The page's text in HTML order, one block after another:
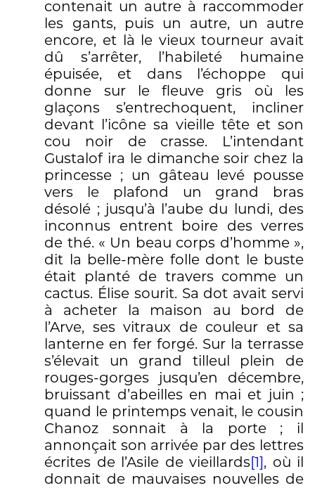
contenait un autre à raccommoder
les gants, puis un autre, un autre
encore, et là le vieux tourneur avait
dû s’arrêter, l’habileté humaine
épuisée, et dans l’échoppe qui
donne sur le fleuve gris où les
glaçons s’entrechoquent, incliner
devant l’icône sa vieille tête et son
cou noir de crasse. L’intendant
Gustalof ira le dimanche soir chez la
princesse ; un gâteau levé pousse
vers le plafond un grand bras
désolé ; jusqu’à l’aube du lundi, des
inconnus entrent boire des verres
de thé. « Un beau corps d’homme »,
dit la belle-mère folle dont le buste
était planté de travers comme un
cactus. Élise sourit. Sa dot avait servi
à acheter la maison au bord de
l’Arve, ses vitraux de couleur et sa
lanterne en fer forgé. Sur la terrasse
s’élevait un grand tilleul plein de
rouges-gorges jusqu’en décembre,
bruissant d’abeilles en mai et juin ;
quand le printemps venait, le cousin
Chanoz sonnait à la porte ; il
annonçait son arrivée par des lettres
écrites de l’Asile de vieillards [1] , où il
donnait de mauvaises nouvelles de